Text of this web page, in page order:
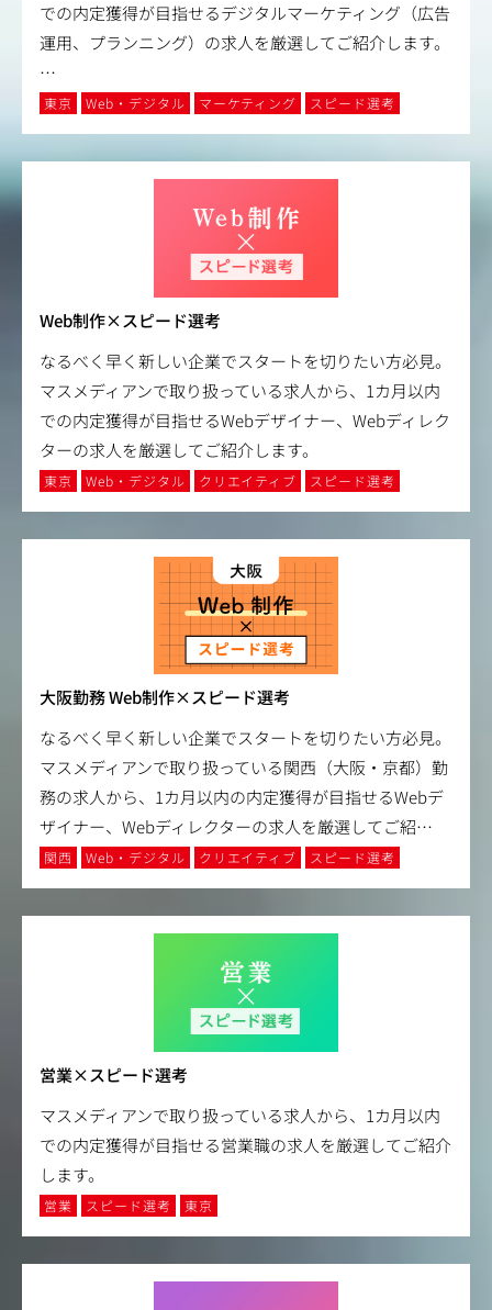
での内定獲得が目指せるデジタルマーケティング（広告
運用、プランニング）の求人を厳選してご紹介します。
…
東京 Web・デジタル マーケティング スピード選考
Web制作×スピード選考
なるべく早く新しい企業でスタートを切りたい方必見。
マスメディアンで取り扱っている求人から、1カ月以内
での内定獲得が目指せるWebデザイナー、Webディレク
ターの求人を厳選してご紹介します。
東京 Web・デジタル クリエイティブ スピード選考
大阪勤務 Web制作×スピード選考
なるべく早く新しい企業でスタートを切りたい方必見。
マスメディアンで取り扱っている関西（大阪・京都）勤
務の求人から、1カ月以内の内定獲得が目指せるWebデ
ザイナー、Webディレクターの求人を厳選してご紹…
関西 Web・デジタル クリエイティブ スピード選考
営業×スピード選考
マスメディアンで取り扱っている求人から、1カ月以内
での内定獲得が目指せる営業職の求人を厳選してご紹介
します。
営業 スピード選考 東京